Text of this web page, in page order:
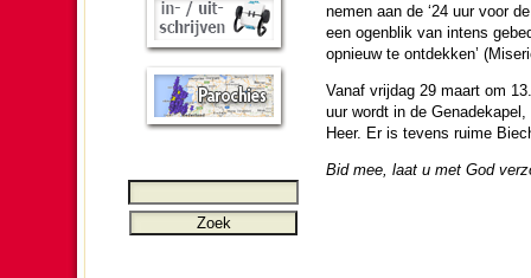
nemen aan de ‘24 uur voor
een ogen­blik van intens
opnieuw te ont­dek­ken’
Vanaf vrij­dag 29 maart om
uur wordt in de
Heer. Er is tevens ruime
Bid mee, laat u met God